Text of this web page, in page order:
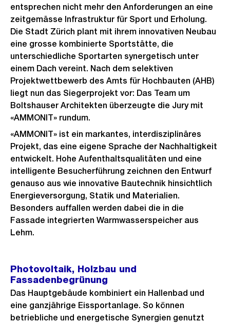
entsprechen nicht mehr den Anforderungen an eine
zeitgemässe Infrastruktur für Sport und Erholung.
Die Stadt Zürich plant mit ihrem innovativen Neubau
eine grosse kombinierte Sportstätte, die
unterschiedliche Sportarten synergetisch unter
einem Dach vereint. Nach dem selektiven
Projektwettbewerb des Amts für Hochbauten (AHB)
liegt nun das Siegerprojekt vor: Das Team um
Boltshauser Architekten überzeugte die Jury mit
«AMMONIT» rundum.
«AMMONIT» ist ein markantes, interdisziplinäres
Projekt, das eine eigene Sprache der Nachhaltigkeit
entwickelt. Hohe Aufenthaltsqualitäten und eine
intelligente Besucherführung zeichnen den Entwurf
genauso aus wie innovative Bautechnik hinsichtlich
Energieversorgung, Statik und Materialien.
Besonders auffallen werden dabei die in die
Fassade integrierten Warmwasserspeicher aus
Lehm.
Photovoltaik, Holzbau und
Fassadenbegrünung
Das Hauptgebäude kombiniert ein Hallenbad und
eine ganzjährige Eissportanlage. So können
betriebliche und energetische Synergien genutzt